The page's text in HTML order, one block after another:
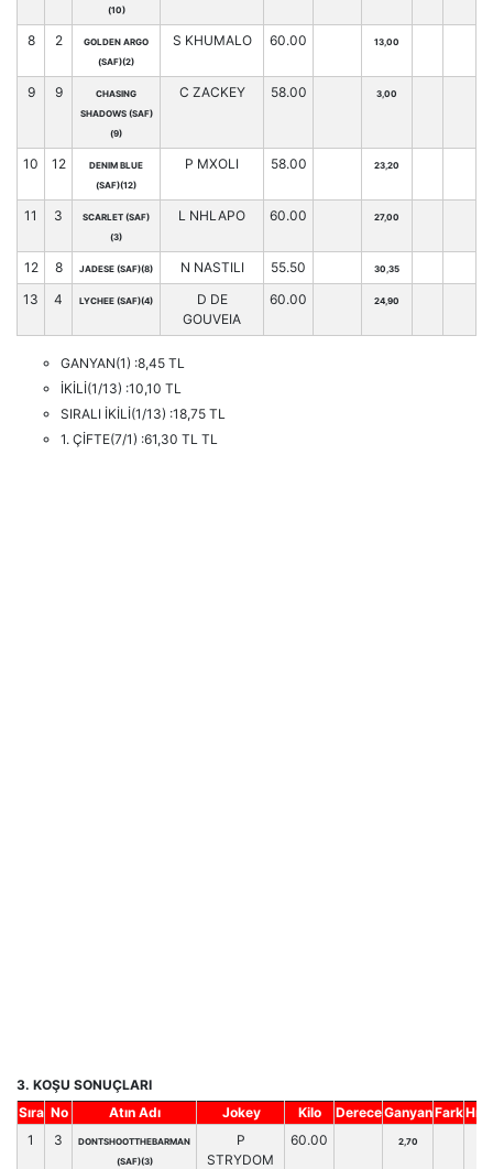
(10)
8 2
GOLDEN ARGO
(SAF)(2)
S KHUMALO 60.00 13,00
9 9
CHASING
SHADOWS (SAF)
(9)
C ZACKEY 58.00 3,00
10 12
DENIM BLUE
(SAF)(12)
P MXOLI 58.00 23,20
11 3
SCARLET (SAF)
(3)
L NHLAPO 60.00 27,00
12 8 JADESE (SAF)(8) N NASTILI 55.50 30,35
13 4 LYCHEE (SAF)(4)
D DE
GOUVEIA
60.00 24,90
GANYAN(1) :8,45 TL
İKİLİ(1/13) :10,10 TL
SIRALI İKİLİ(1/13) :18,75 TL
1. ÇİFTE(7/1) :61,30 TL TL
3. KOŞU SONUÇLARI
Sıra No Atın Adı Jokey Kilo DereceGanyanFark
1
3
DONTSHOOTTHEBARMAN
(SAF)(3)
P
STRYDOM
60.00 2,70